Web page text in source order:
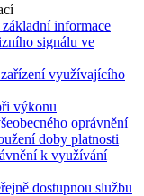
informace
signálu ve
využívajícího
výkonu
oprávnění
doby platnosti
k využívání
dostupnou službu